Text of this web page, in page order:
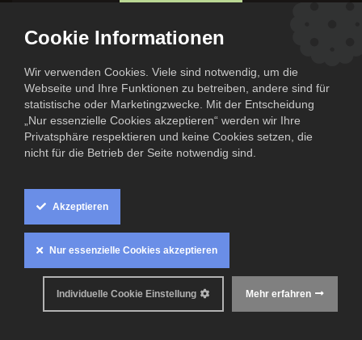
Kommunikation, Design und Markenauftritt?
Arbeitest Du strukturiert, eigenverantwortlich und bringst Projekte
zuverlässig von der Idee bis zur Umsetzung?
Dann suchen wir genau Dich!
Für unser Team suchen wir eine vielseitige Persönlichkeit, die alle
Produktion bis zur medialen Begleitung von Veranstaltungen vor
Ort.
The Cook Family ist ein junges Unternehmen mit einem
Cookie Informationen
Wir verwenden Cookies. Viele sind notwendig, um die
Webseite und Ihre Funktionen zu betreiben, andere sind für
statistische oder Marketingzwecke. Mit der Entscheidung
„Nur essenzielle Cookies akzeptieren“ werden wir Ihre
Privatsphäre respektieren und keine Cookies setzen, die
nicht für die Betrieb der Seite notwendig sind.
Akzeptieren
Nur essenzielle Cookies akzeptieren
Mehr erfahren
Individuelle Cookie Einstellung